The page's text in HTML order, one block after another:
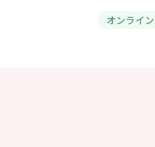
オンライ